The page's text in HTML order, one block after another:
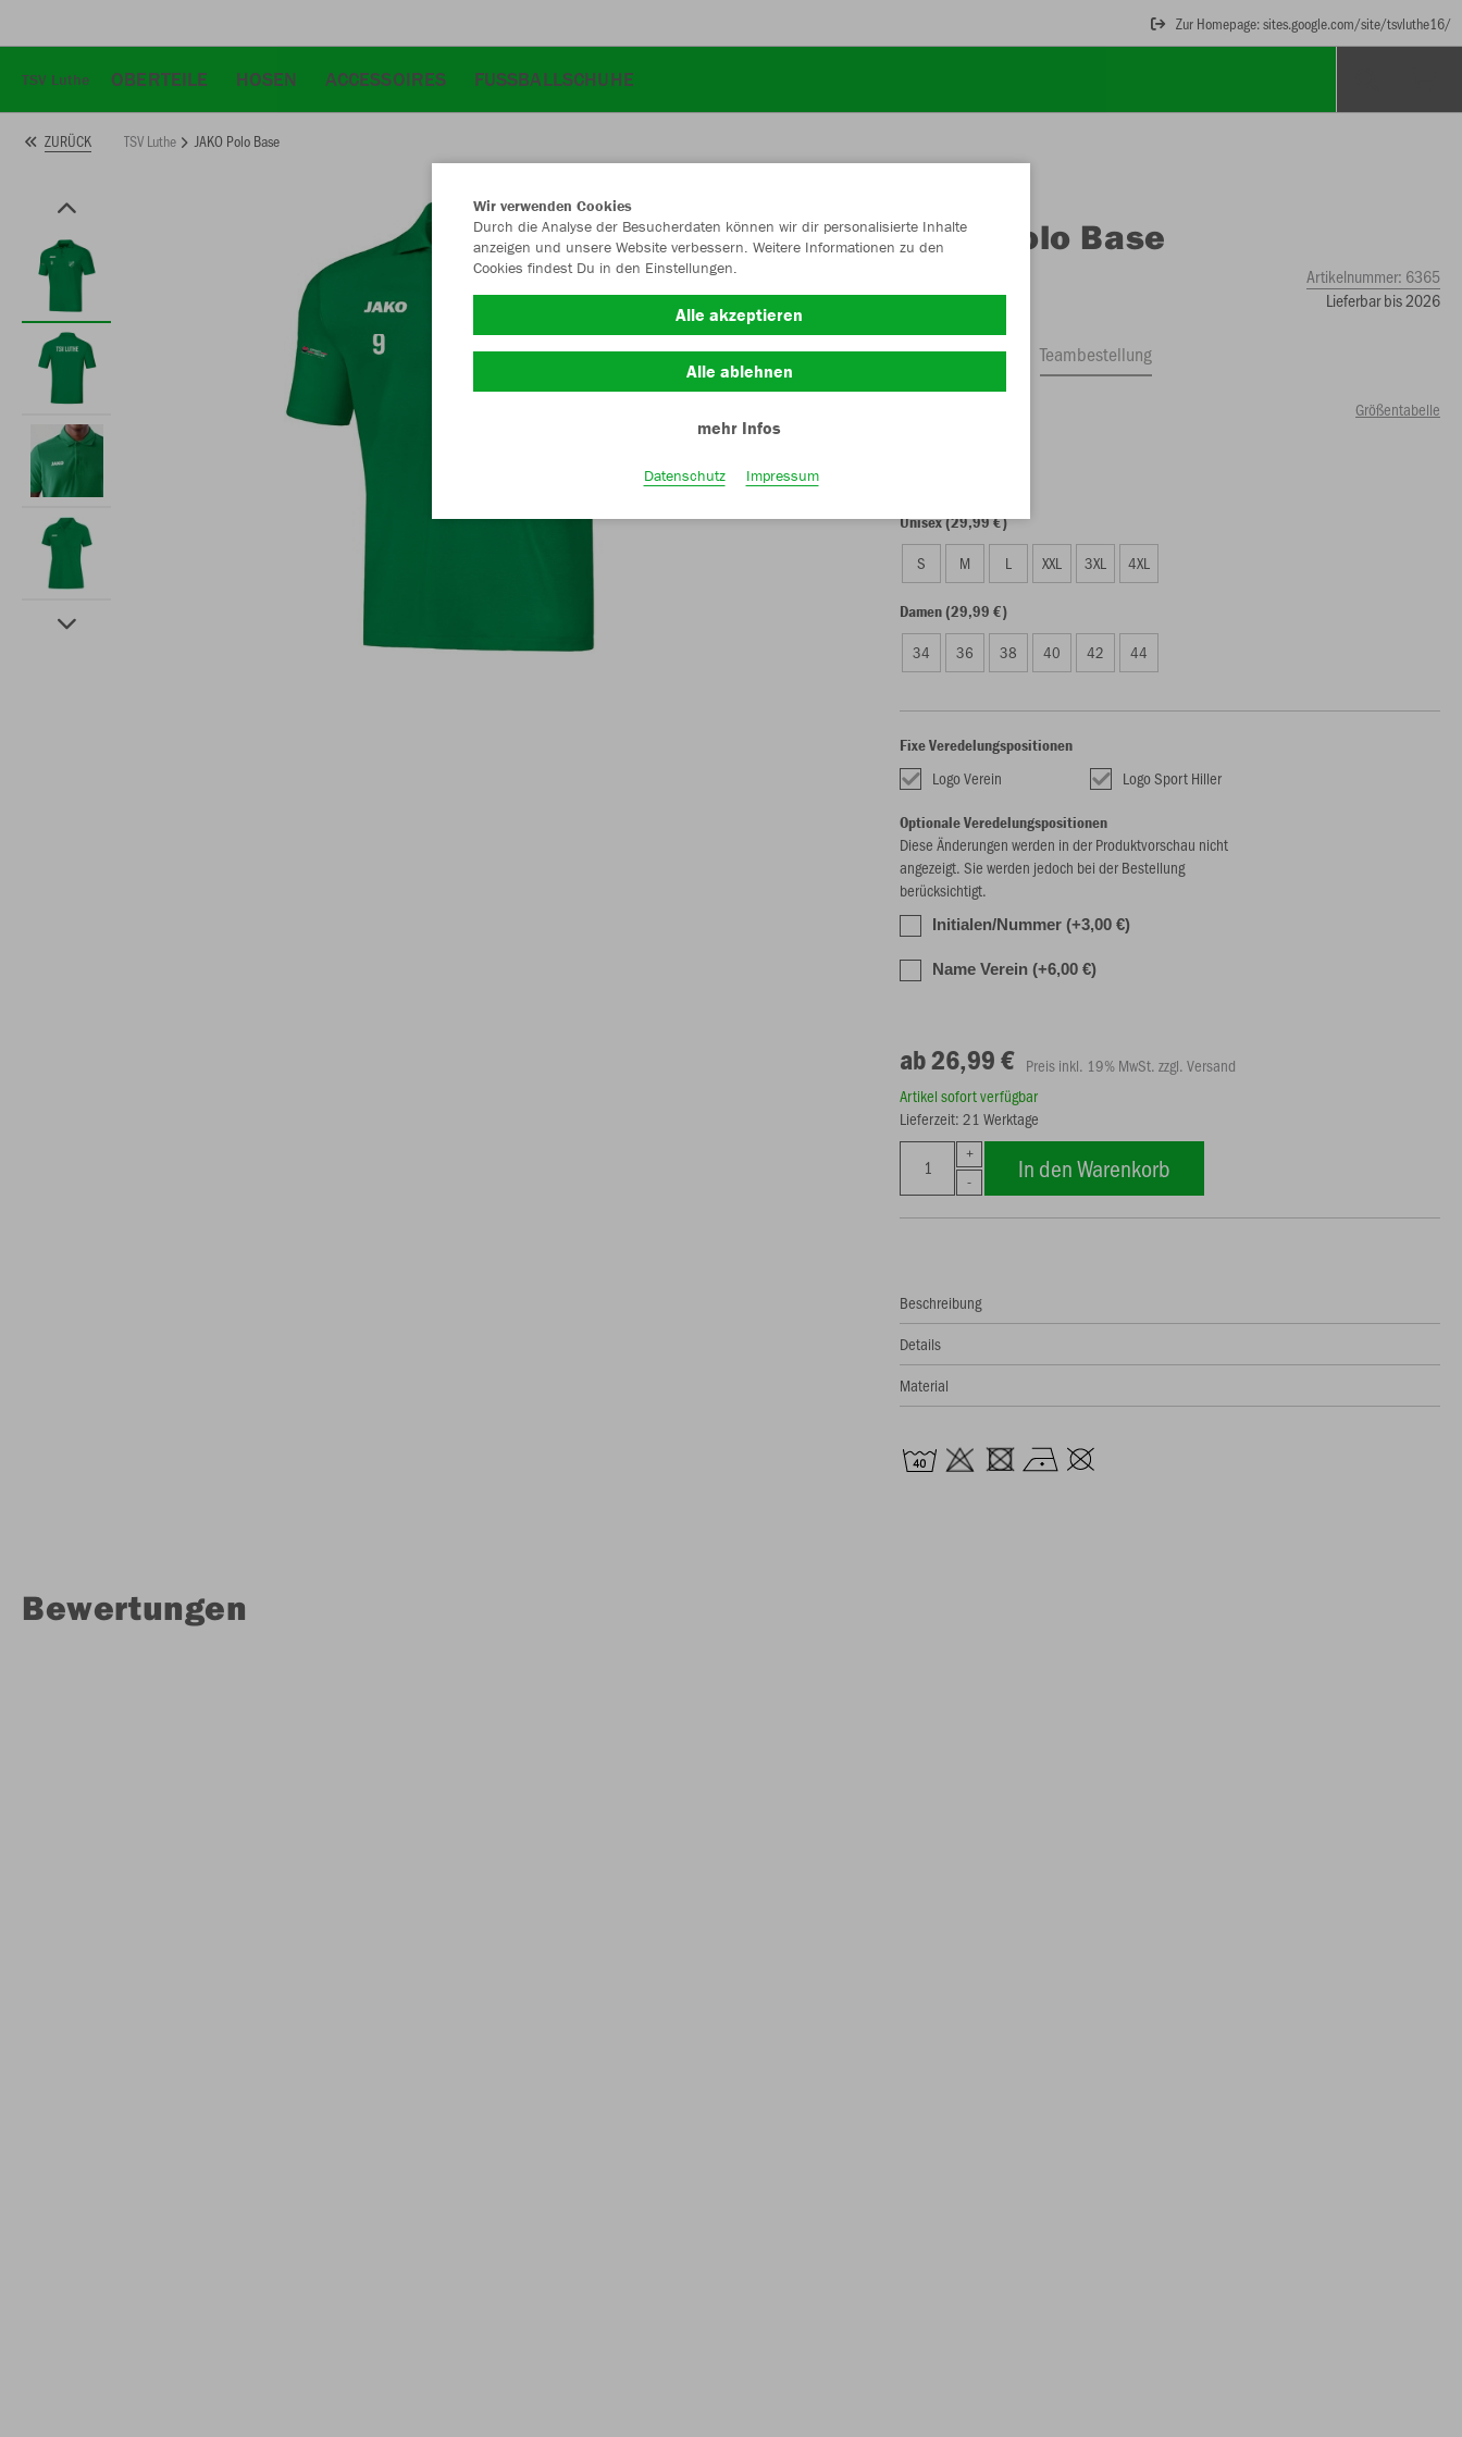
Zur Homepage: sites.google.com/site/tsvluthe16/
TSV Luthe OBERTEILE HOSEN ACCESSOIRES FUSSBALLSCHUHE
ZURÜCK TSV Luthe JAKO Polo Base
JAKO Polo Base
Artikelnummer: 6365
Lieferbar bis 2026
Einzelauftrag Teambestellung
Größentabelle
Unisex (29,99 €)
S M L XXL 3XL 4XL
Damen (29,99 €)
34 36 38 40 42 44
Fixe Veredelungspositionen
Logo Verein Logo Sport Hiller
Optionale Veredelungspositionen
Diese Änderungen werden in der Produktvorschau nicht
angezeigt. Sie werden jedoch bei der Bestellung
berücksichtigt.
Initialen/Nummer (+3,00 €)
Name Verein (+6,00 €)
ab 26,99 € Preis inkl. 19% MwSt. zzgl. Versand
Artikel sofort verfügbar
Lieferzeit: 21 Werktage
In den Warenkorb
Beschreibung
Details
Material
Bewertungen
Wir verwenden Cookies
Durch die Analyse der Besucherdaten können wir dir personalisierte Inhalte
anzeigen und unsere Website verbessern. Weitere Informationen zu den
Cookies findest Du in den Einstellungen.
Alle akzeptieren
Alle ablehnen
mehr Infos
Datenschutz Impressum